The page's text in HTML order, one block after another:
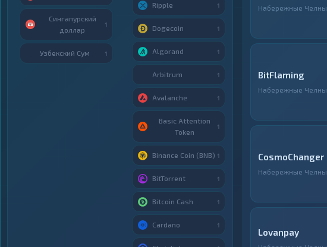
Набережные Челны
BitFlaming
Набережные Челны
CosmoChanger
Набережные Челны
Lovanpay
Сингапурский
доллар
1
Узбекский Сум 1
Ripple 1
Dogecoin 1
Algorand 1
Arbitrum 1
Avalanche 1
Basic Attention
Token
1
Binance Coin (BNB) 1
BitTorrent 1
Bitcoin Cash 1
Cardano 1